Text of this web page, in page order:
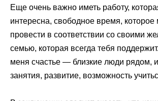
Еще очень важно иметь работу,
интересна, свободное время,
провести в соответствии со своими
семью, которая всегда тебя
меня счастье — близкие люди рядом,
занятия, развитие, возможность